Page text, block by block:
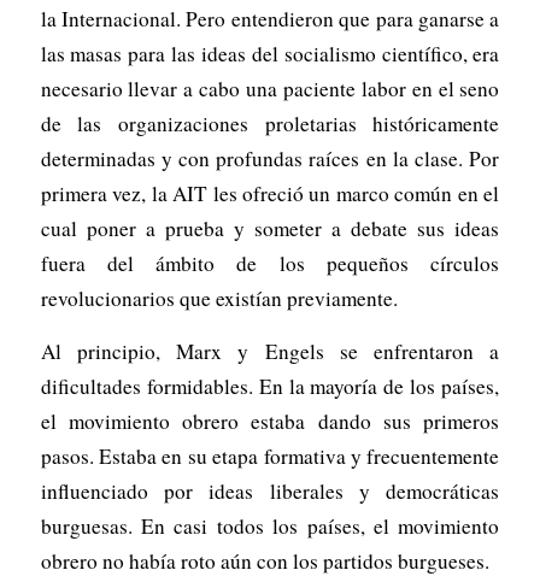
la Internacional. Pero entendieron que para ganarse a
las masas para las ideas del socialismo científico, era
necesario llevar a cabo una paciente labor en el seno
de las organizaciones proletarias históricamente
determinadas y con profundas raíces en la clase. Por
primera vez, la AIT les ofreció un marco común en el
cual poner a prueba y someter a debate sus ideas
fuera del ámbito de los pequeños círculos
revolucionarios que existían previamente.
Al principio, Marx y Engels se enfrentaron a
dificultades formidables. En la mayoría de los países,
el movimiento obrero estaba dando sus primeros
pasos. Estaba en su etapa formativa y frecuentemente
influenciado por ideas liberales y democráticas
burguesas. En casi todos los países, el movimiento
obrero no había roto aún con los partidos burgueses.